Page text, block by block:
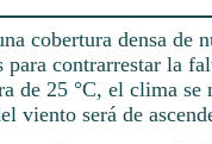
cobertura densa de
para contrarrestar la
de 25 °C, el clima se
viento será de